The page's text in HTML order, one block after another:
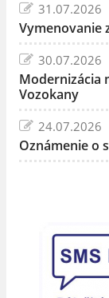
31.07.2026
Vymenovanie
30.07.2026
Modernizácia
Vozokany
24.07.2026
Oznámenie o